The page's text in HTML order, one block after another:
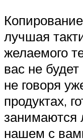
лучшая
желаемого
вас не
не говоря
продуктах,
занимаются
нашем с